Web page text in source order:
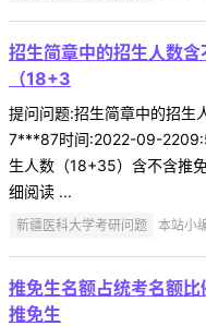
招生简章中的招生人数
（18+3
提问问题:招生简章中的招生
7***87时间:2022-09-
生人数（18+35）含不含推
细阅读 ...
新疆医科大学考研问题 本站小
推免生名额占统考名额
推免生